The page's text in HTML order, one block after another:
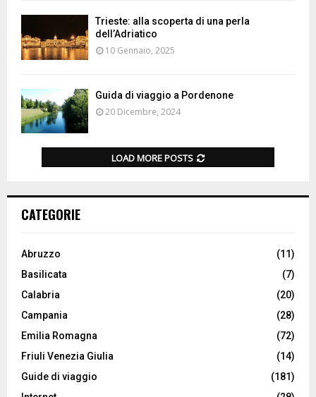
Trieste: alla scoperta di una perla
dell’Adriatico
10 Gennaio, 2025
Guida di viaggio a Pordenone
20 Dicembre, 2024
LOAD MORE POSTS
CATEGORIE
Abruzzo
(11)
Basilicata
(7)
Calabria
(20)
Campania
(28)
Emilia Romagna
(72)
Friuli Venezia Giulia
(14)
Guide di viaggio
(181)